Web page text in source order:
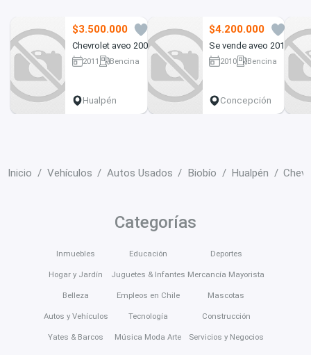
$3.500.000
Chevrolet aveo 2009
2011
Bencina
Hualpén
$4.200.000
Se vende aveo 2010
2010
Bencina
Concepción
Inicio Vehículos Autos Usados Biobío Hualpén
Categorías
Inmuebles
Hogar y Jardín
Belleza
Autos y Vehículos
Yates & Barcos
Educación
Juguetes & Infantes
Empleos en Chile
Tecnología
Música Moda Arte
Deportes
Mercancía Mayorista
Mascotas
Construcción
Servicios y Negocios